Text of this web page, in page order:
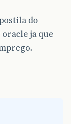
do
ja que